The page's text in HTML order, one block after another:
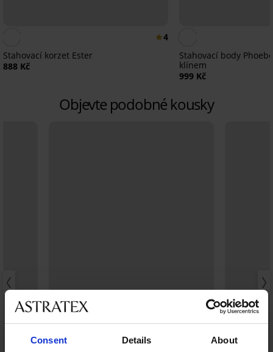
Consent Details About
4
Stahovací korzet Ester
888 Kč
Stahovací body
klínem
999 Kč
Objevte podobné kousky